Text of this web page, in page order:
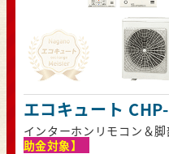
エコキュート
インターホンリモコン＆
助金対象】